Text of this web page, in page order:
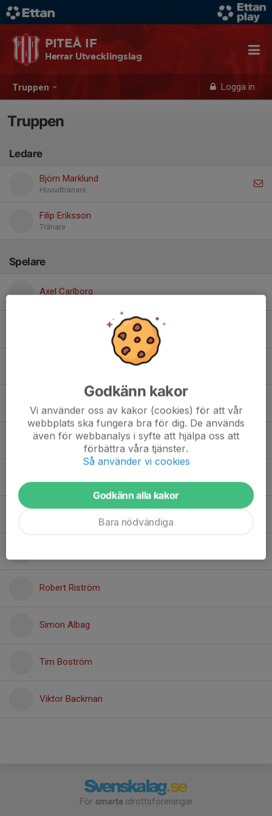
Truppen Logga in
PITEÅ IF
Herrar Utvecklingslag
Truppen
Ledare
Björn Marklund
Huvudtränare
Filip Eriksson
Tränare
Spelare
Axel Carlborg
Joakim Noren
Robert Riström
Simon Albag
Tim Boström
Viktor Backman
För smarta idrottsföreningar
Godkänn kakor
Vi använder oss av kakor (cookies) för att vår
webbplats ska fungera bra för dig. De används
även för webbanalys i syfte att hjälpa oss att
förbättra våra tjänster.
Så använder vi cookies
Godkänn alla kakor
Bara nödvändiga